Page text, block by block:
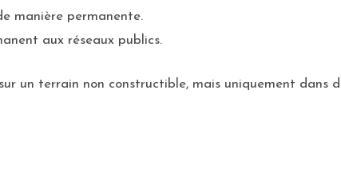
manière permanente.
aux réseaux publics.
un terrain non constructible, mais uniquement dans